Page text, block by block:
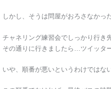
しかし、そうは問屋がおろさなかっ
チャネリング練習会でしっかり行き
その通りに行きましたら…ツイッタ
いや、順番が悪いというわけではな